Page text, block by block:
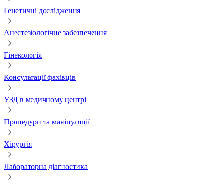
Генетичні дослідження
Анестезіологічне забезпечення
Гінекологія
Консультації фахівців
УЗД в медичному центрі
Процедури та маніпуляції
Хірургія
Лабораторна діагностика